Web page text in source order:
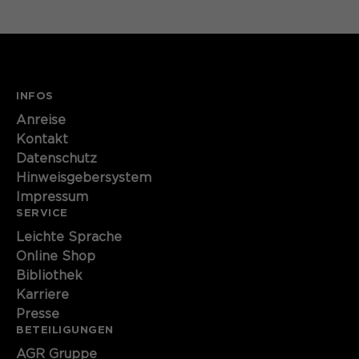
Laufzeit
Zweck
INFOS
Anreise
Kontakt
Datenschutz
Hinweisgebersystem
Impressum
SERVICE
Leichte Sprache
Online Shop
Bibliothek
Karriere
Presse
BETEILIGUNGEN
AGR Gruppe